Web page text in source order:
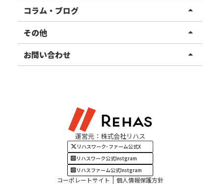
リハスファーム
関東エリア
東北エリア
甲信越エリア
四国・九州エリア
コラム・ブログ arrow_drop_up
事業所ブログ
ご利用者様の声
その他 arrow_drop_up
お知らせ
お問い合わせ arrow_drop_up
運営元：株式会社リハス
リハスワーク･ファーム公式X
リハスワーク公式Instgram
リハスファーム公式Instgram
コーポレートサイト
個人情報保護方針